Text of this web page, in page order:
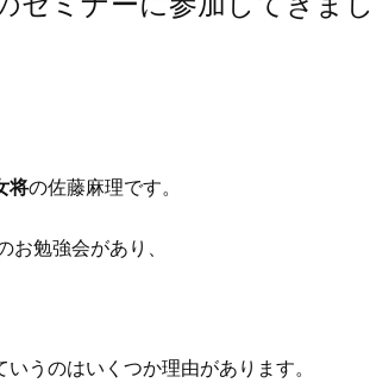
将の佐藤麻理です。
勉強会があり、
うのはいくつか理由があります。